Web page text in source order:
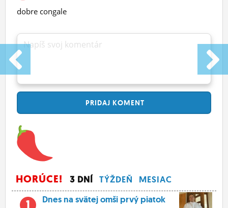
dobre congale
Napíš svoj komentár
PRIDAJ KOMENT
HORÚCE! 3 DNÍ TÝŽDEŇ MESIAC
1 Dnes na svätej omši prvý piatok